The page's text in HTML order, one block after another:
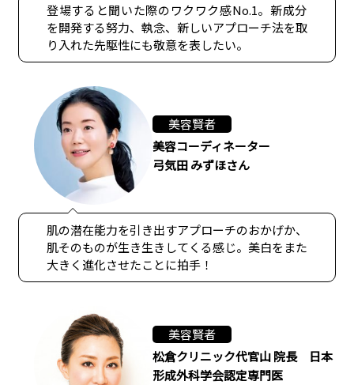
登場すると聞いた際のワクワク感No.1。新成分
を開発する努力、執念、新しいアプローチ法を取
り入れた先駆性にも敬意を表したい。
美容賢者
美容コーディネーター
弓気田 みずほさん
肌の潜在能力を引き出すアプローチのおかげか、
肌そのものが生き生きしてくる感じ。美白をまた
大きく進化させたことに拍手！
美容賢者
松倉クリニック代官山 院長 日本
形成外科学会認定専門医